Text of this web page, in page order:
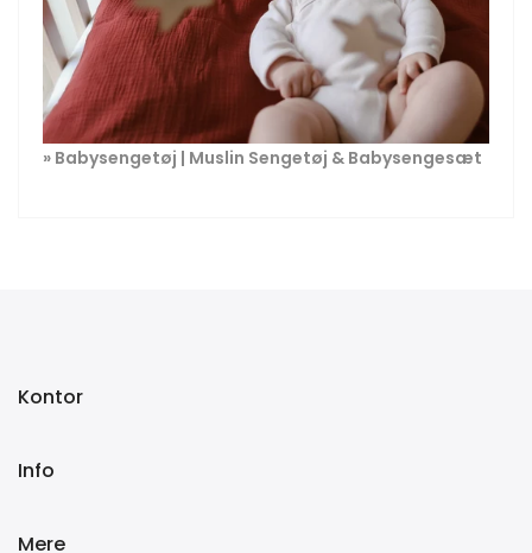
» Babysengetøj | Muslin Sengetøj & Babysengesæt
Kontor
Info
Mere